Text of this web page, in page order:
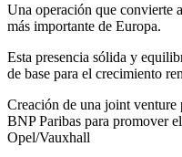
Una operación que convierte
más importante de Europa.
Esta presencia sólida y
de base para el crecimiento
Creación de una joint
BNP Paribas para promover
Opel/Vauxhall